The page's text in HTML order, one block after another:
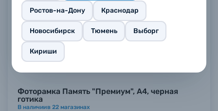
Ростов-на-Дону Краснодар
Новосибирск Тюмень Выборг
Кириши
Фоторамка Память "Премиум", А4, черная
готика
В наличиив 22 магазинах